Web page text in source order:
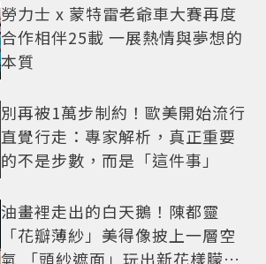
勞力士 x 蒙特雷老爺車大賽再度
合作相伴25載 一展熱情與夢想的
本質
別再被1萬步制約！歐美開始流行
直覺行走：專家解析，真正重要
的不是步數，而是「這件事」
油畫裡走出的白天鵝！陳都靈
「花瓣薄紗」美得像披上一層空
氣 「頭紗遮面」玩出新花樣朦朧